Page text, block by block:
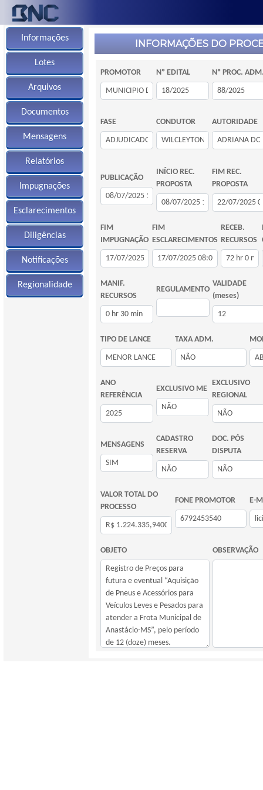
Informações
Lotes
Arquivos
Documentos
Mensagens
Relatórios
Impugnações
Esclarecimentos
Diligências
Notificações
Regionalidade
INFORMAÇÕES DO
PROMOTOR Nº EDITAL Nº PROC.
FASE CONDUTOR AUTORIDADE
PUBLICAÇÃO
INÍCIO REC.
PROPOSTA
FIM REC.
PROPOSTA
FIM
IMPUGNAÇÃO
FIM
ESCLARECIMENTOS
RECEB.
RECURSOS
MANIF.
RECURSOS
REGULAMENTO
VALIDADE
(meses)
TIPO DE LANCE TAXA ADM.
ANO
REFERÊNCIA
EXCLUSIVO ME
EXCLUSIVO
REGIONAL
MENSAGENS
CADASTRO
RESERVA
DOC. PÓS
DISPUTA
VALOR TOTAL DO
PROCESSO
FONE PROMOTOR E-
OBJETO OBSERVAÇÃO